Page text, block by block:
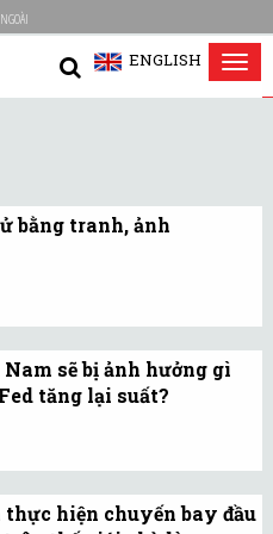
ENGLISH
bằng tranh, ảnh
ngôn ngữ theo
cách tiếp cận khác
sẽ bị ảnh hưởng gì
tăng lại suất?
Mỹ (Fed) đã quyết
nâng lãi suất quỹ
thực hiện chuyến bay đầu